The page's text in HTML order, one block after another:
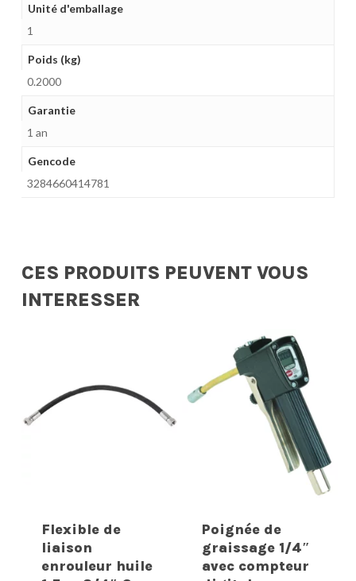
Unité d'emballage
1
Poids (kg)
0.2000
Garantie
1 an
Gencode
3284660414781
CES PRODUITS PEUVENT VOUS
INTERESSER
Flexible de
liaison
enrouleur huile
Poignée de
graissage 1/4″
avec compteur